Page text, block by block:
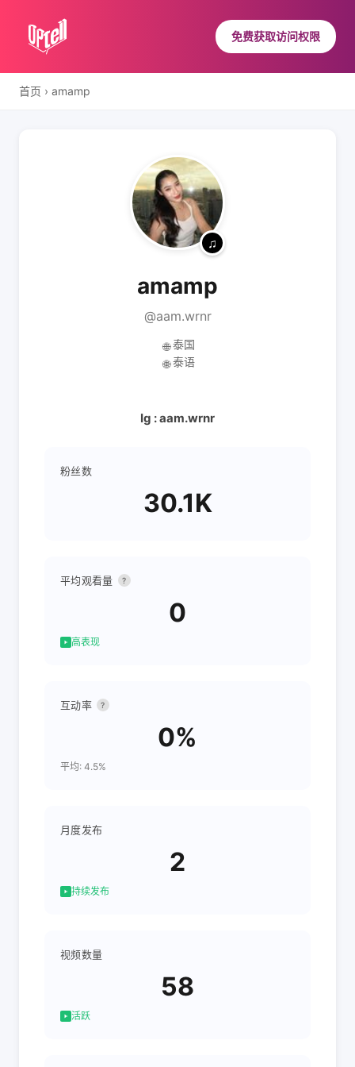
免费获取访问权限
首页 › amamp
amamp
@aam.wrnr
🌐 泰国
🌐 泰语
Ig : aam.wrnr
粉丝数
30.1K
平均观看量 ?
0
高表现
互动率 ?
0%
平均: 4.5%
月度发布
2
持续发布
视频数量
58
活跃